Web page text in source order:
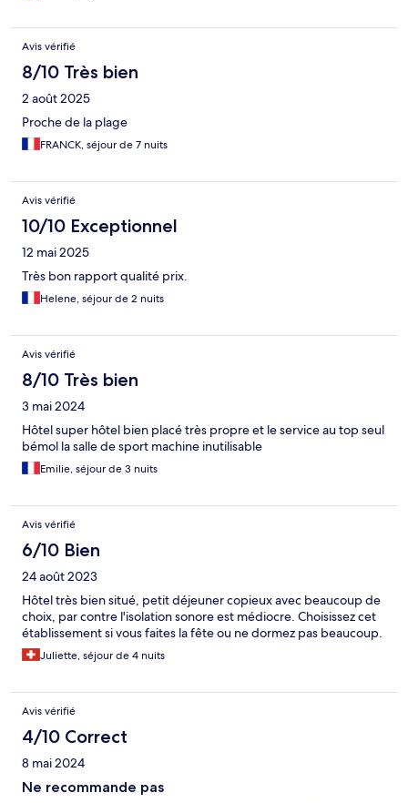
Avis vérifié
8/10 Très bien
2 août 2025
Proche de la plage
FRANCK, séjour de 7 nuits
Avis vérifié
10/10 Exceptionnel
12 mai 2025
Très bon rapport qualité prix.
Helene, séjour de 2 nuits
Avis vérifié
8/10 Très bien
3 mai 2024
Hôtel super hôtel bien placé très propre et le service au top seul
bémol la salle de sport machine inutilisable
Emilie, séjour de 3 nuits
Avis vérifié
6/10 Bien
24 août 2023
Hôtel très bien situé, petit déjeuner copieux avec beaucoup de
choix, par contre l'isolation sonore est médiocre. Choisissez cet
établissement si vous faites la fête ou ne dormez pas beaucoup.
Juliette, séjour de 4 nuits
Avis vérifié
4/10 Correct
8 mai 2024
Ne recommande pas